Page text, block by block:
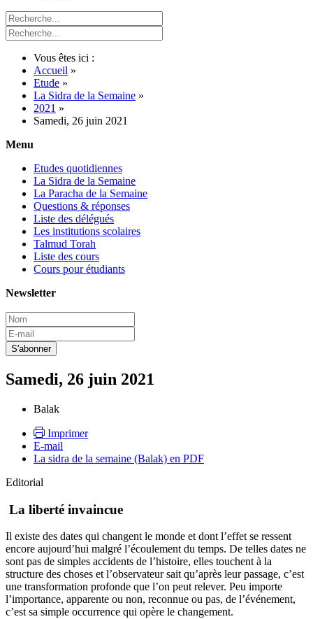
Vous êtes ici :
Accueil »
Etude »
La Sidra de la Semaine »
2021 »
Samedi, 26 juin 2021
Menu
Etudes quotidiennes
La Sidra de la Semaine
La Paracha de la Semaine
Questions & réponses
Liste des délégués
Les institutions scolaires
Talmud Torah
Liste des cours
Cours pour étudiants
Newsletter
Samedi, 26 juin 2021
Balak
Imprimer
E-mail
La sidra de la semaine (Balak) en PDF
Editorial
La liberté invaincue
Il existe des dates qui changent le monde et dont l’effet se ressent
encore aujourd’hui malgré l’écoulement du temps. De telles dates ne
sont pas de simples accidents de l’histoire, elles touchent à la
structure des choses et l’observateur sait qu’après leur passage, c’est
une transformation profonde que l’on peut relever. Peu importe
l’importance, apparente ou non, reconnue ou pas, de l’événement,
c’est sa simple occurrence qui opère le changement.